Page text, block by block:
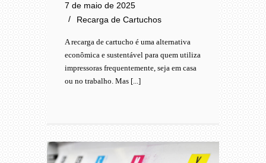
7 de maio de 2025
Recarga de Cartuchos
A recarga de cartucho é uma alternativa
econômica e sustentável para quem utiliza
impressoras frequentemente, seja em casa
ou no trabalho. Mas [...]